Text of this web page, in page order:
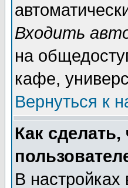
Входить
на
кафе,
Вернуться к
Как
В